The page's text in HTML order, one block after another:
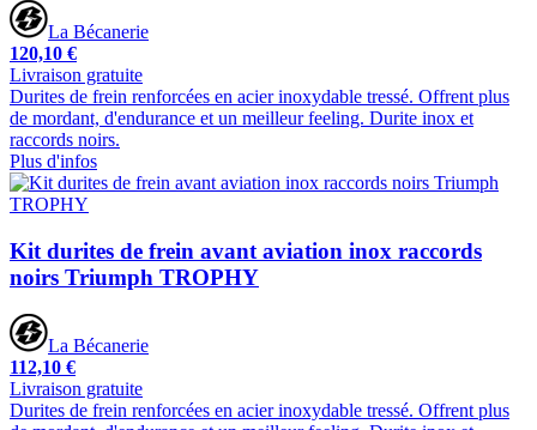
La Bécanerie
120,10 €
Livraison gratuite
Durites de frein renforcées en acier inoxydable tressé. Offrent plus
de mordant, d'endurance et un meilleur feeling. Durite inox et
raccords noirs.
Plus d'infos
Kit durites de frein avant aviation inox raccords
noirs Triumph TROPHY
La Bécanerie
112,10 €
Livraison gratuite
Durites de frein renforcées en acier inoxydable tressé. Offrent plus